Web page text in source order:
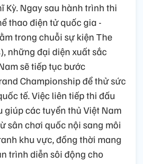
Kỳ. Ngay sau hành trình thi
thao điện tử quốc gia -
trong chuỗi sự kiện The
những đại diện xuất sắc
sẽ tiếp tục bước
Championship để thử sức
tế. Việc liên tiếp thi đấu
giúp các tuyển thủ Việt Nam
sân chơi quốc nội sang môi
khu vực, đồng thời mang
trình diễn sôi động cho